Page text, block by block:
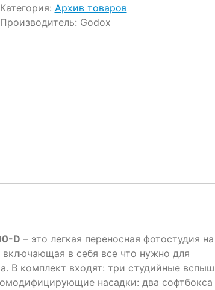
Категория: Архив товаров
Производитель: Godox
D – это легкая переносная фотостудия на
в себя все что нужно для
В комплект входят: три студийные
насадки: два софтбокса